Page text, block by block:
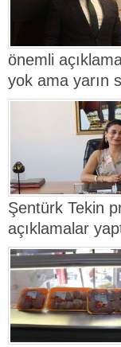
önemli
yok ama yarın
Şentürk Tekin
açıklamalar